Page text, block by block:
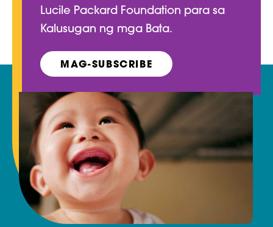
Lucile Packard Foundation para sa
Kalusugan ng mga Bata.
MAG-SUBSCRIBE